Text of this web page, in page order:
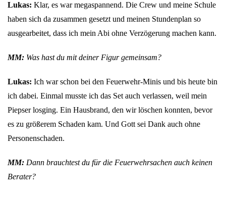
Lukas: Klar, es war megaspannend. Die Crew und meine Schule
haben sich da zusammen gesetzt und meinen Stundenplan so
ausgearbeitet, dass ich mein Abi ohne Verzögerung machen kann.
MM: Was hast du mit deiner Figur gemeinsam?
Lukas: Ich war schon bei den Feuerwehr-Minis und bis heute bin
ich dabei. Einmal musste ich das Set auch verlassen, weil mein
Piepser losging. Ein Hausbrand, den wir löschen konnten, bevor
es zu größerem Schaden kam. Und Gott sei Dank auch ohne
Personenschaden.
MM: Dann brauchtest du für die Feuerwehrsachen auch keinen
Berater?